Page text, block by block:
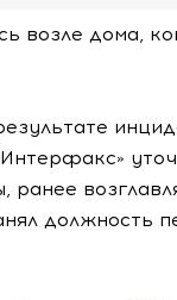
возле дома,
должность